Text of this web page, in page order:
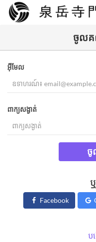
ចូល​គ
អ៊ីមែល
ពាក្យសង្ងាត់
ចូ
Facebook
ប